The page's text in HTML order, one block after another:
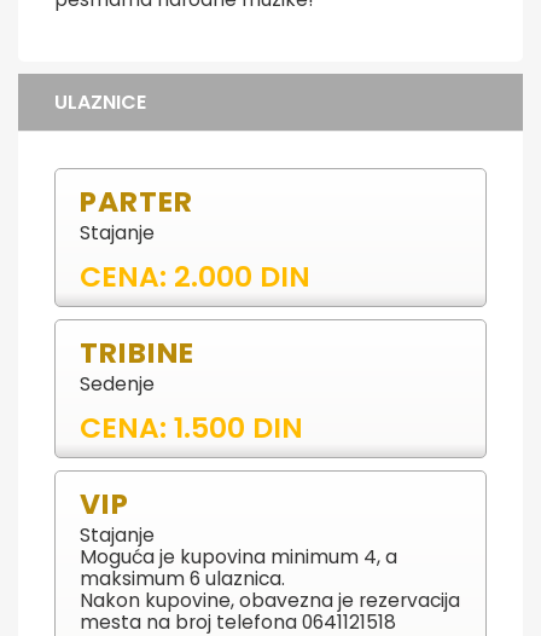
ULAZNICE
PARTER
Stajanje
CENA: 2.000 DIN
TRIBINE
Sedenje
CENA: 1.500 DIN
VIP
Stajanje
Moguća je kupovina minimum 4, a
maksimum 6 ulaznica.
Nakon kupovine, obavezna je rezervacija
mesta na broj telefona 0641121518